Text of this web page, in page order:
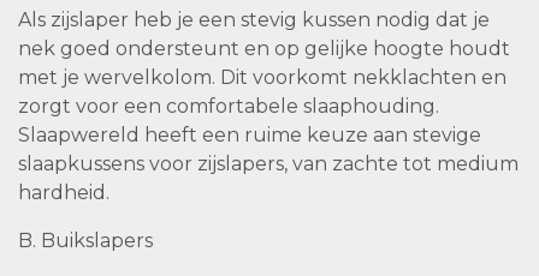
Als zijslaper heb je een stevig kussen nodig dat je
nek goed ondersteunt en op gelijke hoogte houdt
met je wervelkolom. Dit voorkomt nekklachten en
zorgt voor een comfortabele slaaphouding.
Slaapwereld heeft een ruime keuze aan stevige
slaapkussens voor zijslapers, van zachte tot medium
hardheid.
B. Buikslapers